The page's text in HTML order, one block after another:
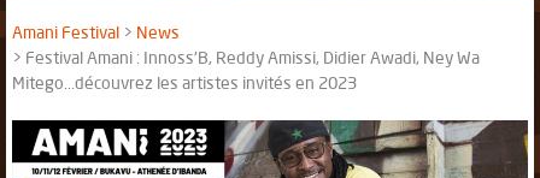
Amani Festival
News
Festival Amani : Innoss'B, Reddy Amissi, Didier Awadi, Ney Wa
Mitego...découvrez les artistes invités en 2023